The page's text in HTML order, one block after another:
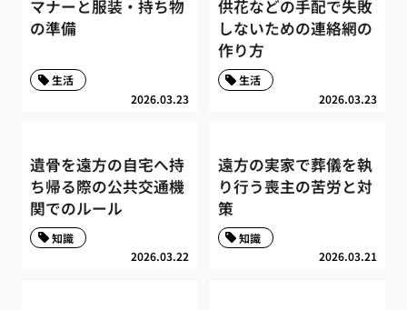
マナーと服装・持ち物
の準備
2026.03.23
生活
供花などの手配で失敗
しないための連絡網の
作り方
2026.03.23
生活
遺骨を遠方の自宅へ持
ち帰る際の公共交通機
関でのルール
2026.03.22
知識
遠方の実家で葬儀を執
り行う喪主の苦労と対
策
2026.03.21
知識